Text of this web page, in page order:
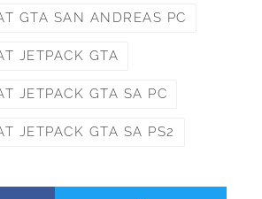
GTA SAN ANDREAS PC
JETPACK GTA
JETPACK GTA SA PC
JETPACK GTA SA PS2